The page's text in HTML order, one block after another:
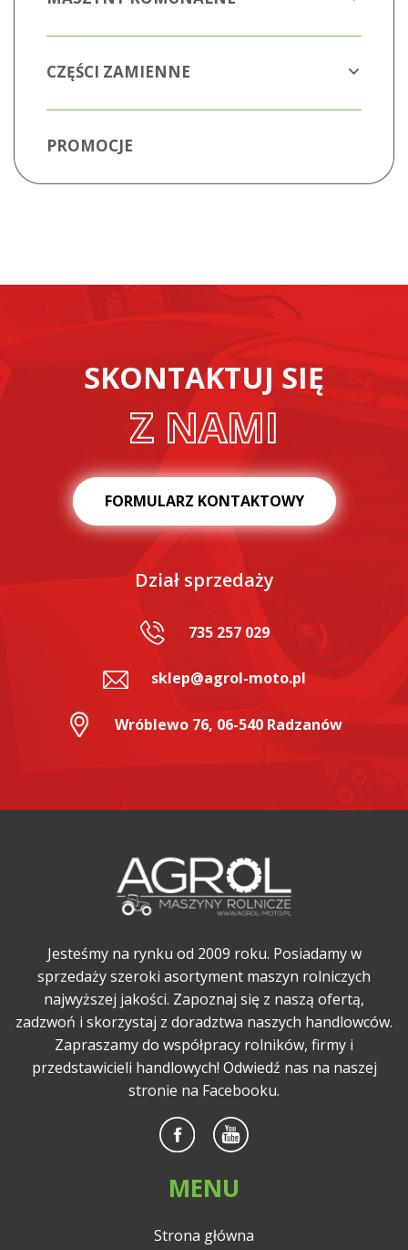
CZĘŚCI ZAMIENNE
PROMOCJE
SKONTAKTUJ SIĘ
Z NAMI
FORMULARZ KONTAKTOWY
Dział sprzedaży
735 257 029
sklep@agrol-moto.pl
Wróblewo 76, 06-540 Radzanów
Jesteśmy na rynku od 2009 roku. Posiadamy w
sprzedaży szeroki asortyment maszyn rolniczych
najwyższej jakości. Zapoznaj się z naszą ofertą,
zadzwoń i skorzystaj z doradztwa naszych handlowców.
Zapraszamy do współpracy rolników, firmy i
przedstawicieli handlowych! Odwiedź nas na naszej
stronie na Facebooku.
MENU
Strona główna